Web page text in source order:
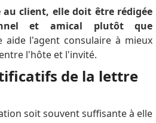
au client, elle doit être rédigée
et amical plutôt que
aide l'agent consulaire à mieux
l'hôte et l'invité.
de la lettre
soit souvent suffisante à elle